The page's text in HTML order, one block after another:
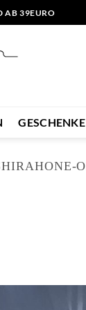
AB 39EURO
GESCHENKE